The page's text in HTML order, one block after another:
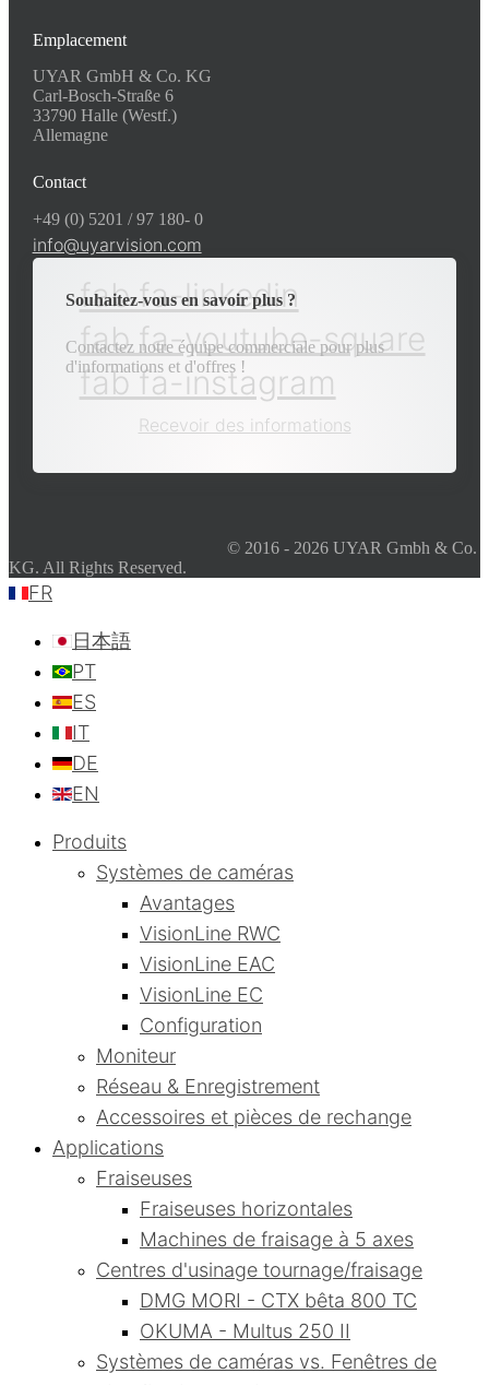
Emplacement
UYAR GmbH & Co. KG
Carl-Bosch-Straße 6
33790 Halle (Westf.)
Allemagne
Contact
+49 (0) 5201 / 97 180- 0
info@uyarvision.com
fab fa-linkedin
fab fa-youtube-square
fab fa-instagram
Souhaitez-vous en savoir plus ?
Contactez notre équipe commerciale pour plus
d'informations et d'offres !
Recevoir des informations
© 2016 - 2026 UYAR Gmbh & Co.
KG. All Rights Reserved.
FR
日本語
PT
ES
IT
DE
EN
Produits
Systèmes de caméras
Avantages
VisionLine RWC
VisionLine EAC
VisionLine EC
Configuration
Moniteur
Réseau & Enregistrement
Accessoires et pièces de rechange
Applications
Fraiseuses
Fraiseuses horizontales
Machines de fraisage à 5 axes
Centres d'usinage tournage/fraisage
DMG MORI - CTX bêta 800 TC
OKUMA - Multus 250 II
Systèmes de caméras vs. Fenêtres de